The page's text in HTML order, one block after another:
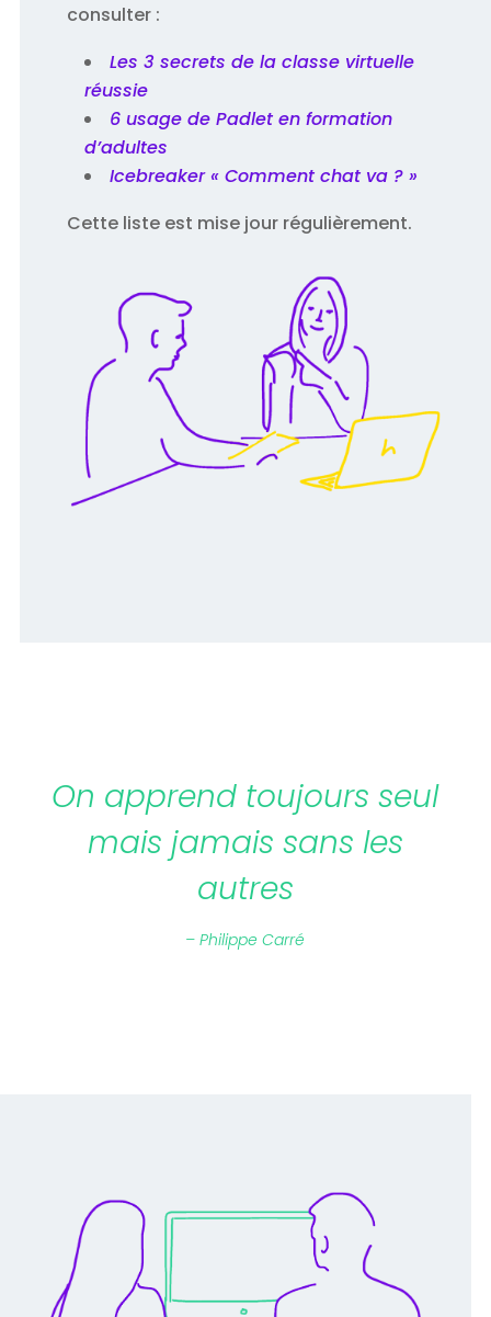
consulter :
Les 3 secrets de la classe virtuelle
réussie
6 usage de Padlet en formation
d’adultes
Icebreaker « Comment chat va ? »
Cette liste est mise jour régulièrement.
On apprend toujours seul
mais jamais sans les
autres
– Philippe Carré